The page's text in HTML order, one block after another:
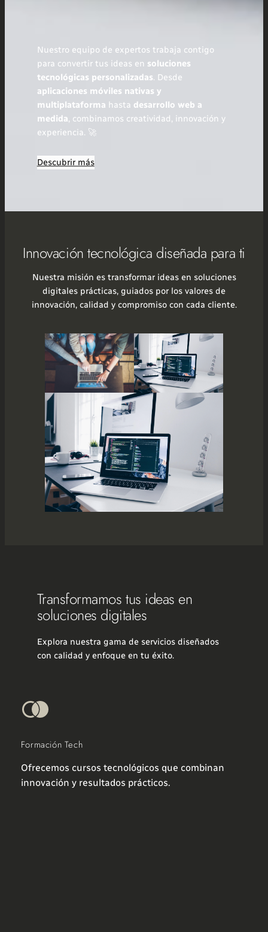
Nuestro equipo de expertos trabaja contigo
para convertir tus ideas en soluciones
tecnológicas personalizadas. Desde
aplicaciones móviles nativas y
multiplataforma hasta desarrollo web a
medida, combinamos creatividad, innovación y
experiencia. 🚀
Descubrir más
Innovación tecnológica diseñada para ti
Nuestra misión es transformar ideas en soluciones
digitales prácticas, guiados por los valores de
innovación, calidad y compromiso con cada cliente.
Transformamos tus ideas en
soluciones digitales
Explora nuestra gama de servicios diseñados
con calidad y enfoque en tu éxito.
Formación Tech
Ofrecemos cursos tecnológicos que combinan
innovación y resultados prácticos.